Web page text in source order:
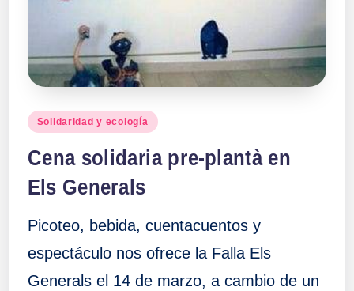
Publicado
Solidaridad y ecología
Cena solidaria pre-plantà en
Els Generals
Picoteo, bebida, cuentacuentos y
espectáculo nos ofrece la Falla Els
Generals el 14 de marzo, a cambio de un